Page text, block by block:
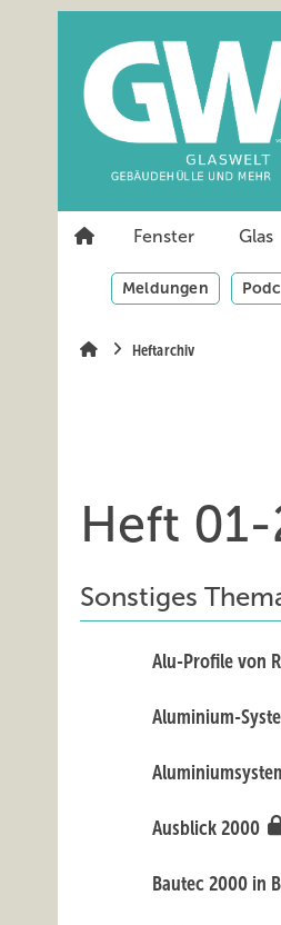
Fenster Glas
Meldungen
Heftarchiv
Heft
Sonstiges
Alu-Profile von
Aluminium-
Ausblick 2000
Bautec 2000 in